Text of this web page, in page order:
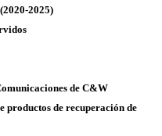
2025)
de C&W
productos de recuperación de